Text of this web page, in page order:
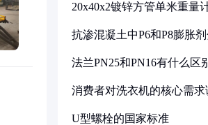
20x40x2镀锌方管单米重量
抗渗混凝土中P6和P8膨胀
法兰PN25和PN16有什么区
消费者对洗衣机的核心需
U型螺栓的国家标准